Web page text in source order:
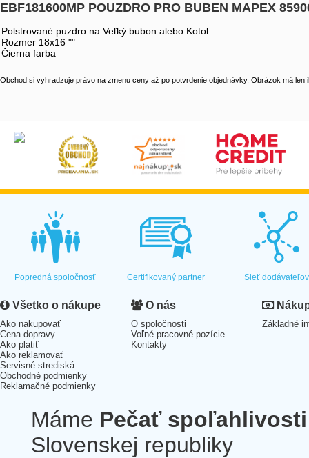
EBF181600MP POUZDRO PRO BUBEN MAPEX
Polstrované puzdro na Veľký bubon alebo Kotol
Rozmer 18x16 ""
Čierna farba
Obchod si vyhradzuje právo na zmenu ceny až po potvrdenie objednávky. Obrázok má len
Popredná spoločnosť Certifikovaný partner Sieť dodávateľov
Všetko o nákupe
Ako nakupovať
Cena dopravy
Ako platiť
Ako reklamovať
Servisné strediská
Obchodné podmienky
Reklamačné podmienky
O nás
O spoločnosti
Voľné pracovné pozície
Kontakty
Základné
Máme Pečať spoľahlivosti
Slovenskej republiky